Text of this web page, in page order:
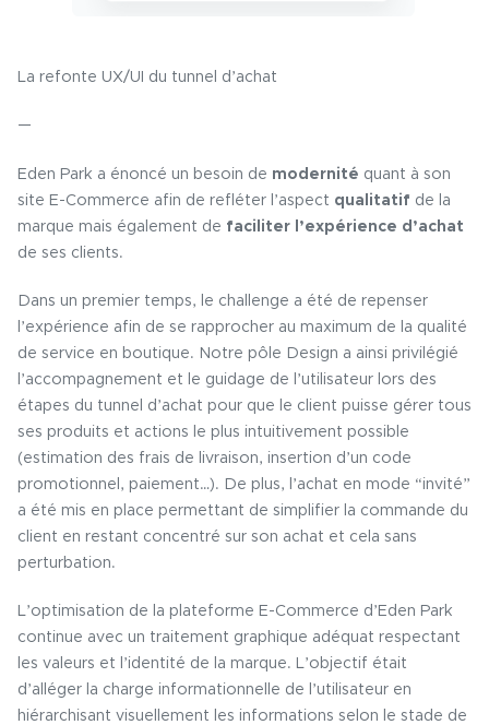
La refonte UX/UI du tunnel d’achat
—
Eden Park a énoncé un besoin de modernité quant à son
site E-Commerce afin de refléter l’aspect qualitatif de la
marque mais également de faciliter l’expérience d’achat
de ses clients.
Dans un premier temps, le challenge a été de repenser
l’expérience afin de se rapprocher au maximum de la qualité
de service en boutique. Notre pôle Design a ainsi privilégié
l’accompagnement et le guidage de l’utilisateur lors des
étapes du tunnel d’achat pour que le client puisse gérer tous
ses produits et actions le plus intuitivement possible
(estimation des frais de livraison, insertion d’un code
promotionnel, paiement…). De plus, l’achat en mode “invité”
a été mis en place permettant de simplifier la commande du
client en restant concentré sur son achat et cela sans
perturbation.
L’optimisation de la plateforme E-Commerce d’Eden Park
continue avec un traitement graphique adéquat respectant
les valeurs et l’identité de la marque. L’objectif était
d’alléger la charge informationnelle de l’utilisateur en
hiérarchisant visuellement les informations selon le stade de